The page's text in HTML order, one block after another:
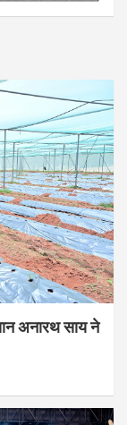
अनारथ साय ने